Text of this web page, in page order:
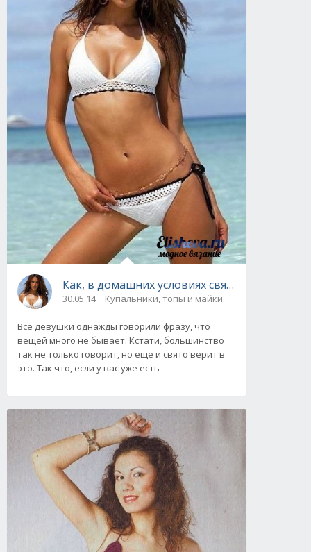
Как, в домашних условиях связать
30.05.14 Купальники, топы и майки
Все девушки однажды говорили фразу, что
вещей много не бывает. Кстати, большинство
так не только говорит, но еще и свято верит в
это. Так что, если у вас уже есть